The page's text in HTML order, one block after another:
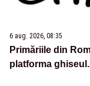
6 aug. 2026, 08:35
Primăriile din
platforma